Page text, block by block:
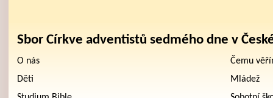
Sbor Církve adventistů sedmého dne v
O nás
Čemu
Děti
Mládež